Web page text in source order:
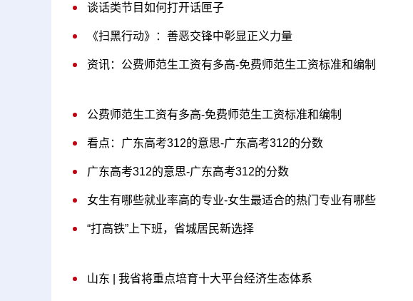
谈话类节目如何打开话匣子
《扫黑行动》：善恶交锋中彰显正义力量
资讯：公费师范生工资有多高-免费师范生工资标准和编制
公费师范生工资有多高-免费师范生工资标准和编制
看点：广东高考312的意思-广东高考312的分数
广东高考312的意思-广东高考312的分数
女生有哪些就业率高的专业-女生最适合的热门专业有哪些
“打高铁”上下班，省城居民新选择
山东 | 我省将重点培育十大平台经济生态体系